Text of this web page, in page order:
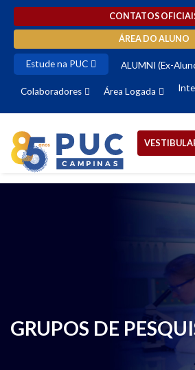
CONTATOS
ÁREA DO ALUNO
Estude na PUC ALUMNI (Ex-
Colaboradores Área Logada
GRUPOS DE